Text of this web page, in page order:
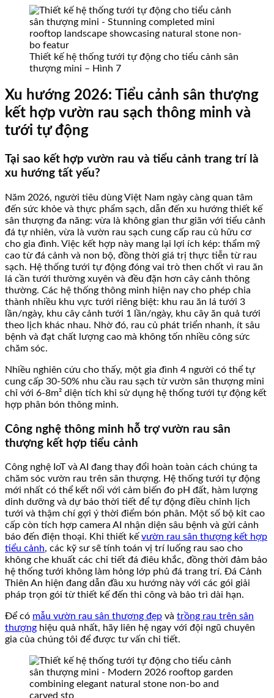
Thiết kế hệ thống tưới tự động cho tiểu cảnh sân
thượng mini – Hình 7
Xu hướng 2026: Tiểu cảnh sân thượng
kết hợp vườn rau sạch thông minh và
tưới tự động
Tại sao kết hợp vườn rau và tiểu cảnh trang trí là
xu hướng tất yếu?
Năm 2026, người tiêu dùng Việt Nam ngày càng quan tâm
đến sức khỏe và thực phẩm sạch, dẫn đến xu hướng thiết kế
sân thượng đa năng: vừa là không gian thư giãn với tiểu cảnh
đá tự nhiên, vừa là vườn rau sạch cung cấp rau củ hữu cơ
cho gia đình. Việc kết hợp này mang lại lợi ích kép: thẩm mỹ
cao từ đá cảnh và non bộ, đồng thời giá trị thực tiễn từ rau
sạch. Hệ thống tưới tự động đóng vai trò then chốt vì rau ăn
lá cần tưới thường xuyên và đều đặn hơn cây cảnh thông
thường. Các hệ thống thông minh hiện nay cho phép chia
thành nhiều khu vực tưới riêng biệt: khu rau ăn lá tưới 3
lần/ngày, khu cây cảnh tưới 1 lần/ngày, khu cây ăn quả tưới
theo lịch khác nhau. Nhờ đó, rau củ phát triển nhanh, ít sâu
bệnh và đạt chất lượng cao mà không tốn nhiều công sức
chăm sóc.
Nhiều nghiên cứu cho thấy, một gia đình 4 người có thể tự
cung cấp 30-50% nhu cầu rau sạch từ vườn sân thượng mini
chỉ với 6-8m² diện tích khi sử dụng hệ thống tưới tự động kết
hợp phân bón thông minh.
Công nghệ thông minh hỗ trợ vườn rau sân
thượng kết hợp tiểu cảnh
Công nghệ IoT và AI đang thay đổi hoàn toàn cách chúng ta
chăm sóc vườn rau trên sân thượng. Hệ thống tưới tự động
mới nhất có thể kết nối với cảm biến đo pH đất, hàm lượng
dinh dưỡng và dự báo thời tiết để tự động điều chỉnh lịch
tưới và thậm chí gợi ý thời điểm bón phân. Một số bộ kit cao
cấp còn tích hợp camera AI nhận diện sâu bệnh và gửi cảnh
báo đến điện thoại. Khi thiết kế vườn rau sân thượng kết hợp
tiểu cảnh, các kỹ sư sẽ tính toán vị trí luống rau sao cho
không che khuất các chi tiết đá điêu khắc, đồng thời đảm bảo
hệ thống tưới không làm hỏng lớp phủ đá trang trí. Đá Cảnh
Thiên An hiện đang dẫn đầu xu hướng này với các gói giải
pháp trọn gói từ thiết kế đến thi công và bảo trì dài hạn.
Để có mẫu vườn rau sân thượng đẹp và trồng rau trên sân
thượng hiệu quả nhất, hãy liên hệ ngay với đội ngũ chuyên
gia của chúng tôi để được tư vấn chi tiết.